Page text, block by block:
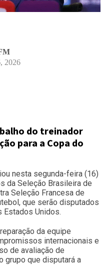
2026
do treinador
para a Copa do
nesta segunda-feira (16)
da Seleção Brasileira de
Seleção Francesa de
que serão disputados
Estados Unidos.
da equipe
internacionais e
de avaliação de
grupo que disputará a